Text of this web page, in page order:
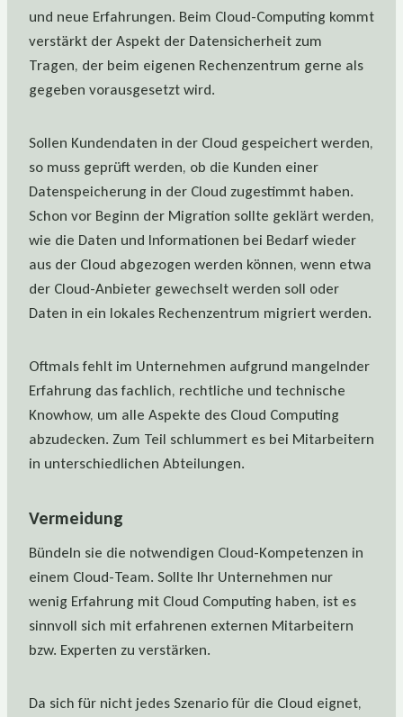
und neue Erfahrungen. Beim Cloud-Computing kommt
verstärkt der Aspekt der Datensicherheit zum
Tragen, der beim eigenen Rechenzentrum gerne als
gegeben vorausgesetzt wird.
Sollen Kundendaten in der Cloud gespeichert werden,
so muss geprüft werden, ob die Kunden einer
Datenspeicherung in der Cloud zugestimmt haben.
Schon vor Beginn der Migration sollte geklärt werden,
wie die Daten und Informationen bei Bedarf wieder
aus der Cloud abgezogen werden können, wenn etwa
der Cloud-Anbieter gewechselt werden soll oder
Daten in ein lokales Rechenzentrum migriert werden.
Oftmals fehlt im Unternehmen aufgrund mangelnder
Erfahrung das fachlich, rechtliche und technische
Knowhow, um alle Aspekte des Cloud Computing
abzudecken. Zum Teil schlummert es bei Mitarbeitern
in unterschiedlichen Abteilungen.
Vermeidung
Bündeln sie die notwendigen Cloud-Kompetenzen in
einem Cloud-Team. Sollte Ihr Unternehmen nur
wenig Erfahrung mit Cloud Computing haben, ist es
sinnvoll sich mit erfahrenen externen Mitarbeitern
bzw. Experten zu verstärken.
Da sich für nicht jedes Szenario für die Cloud eignet,